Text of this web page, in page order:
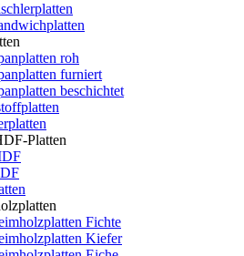
roh
furniert
beschichtet
Platten
Fichte
Kiefer